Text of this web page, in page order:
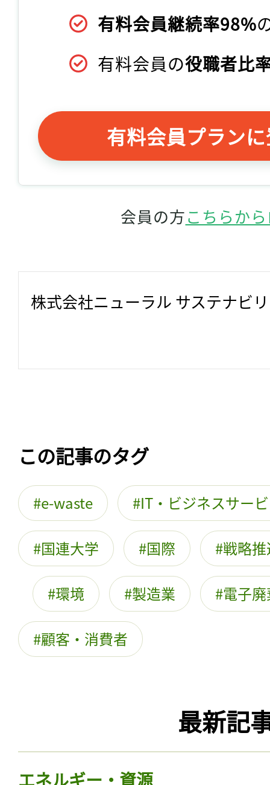
有料会員継続率98%
有料会員の役職者比
有料会員プラン
会員の方こちらか
株式会社ニューラル サステナビ
この記事のタグ
e-waste IT・ビジネスサー
国連大学 国際 戦略
環境 製造業 電子
顧客・消費者
最新記
エネルギー・資源